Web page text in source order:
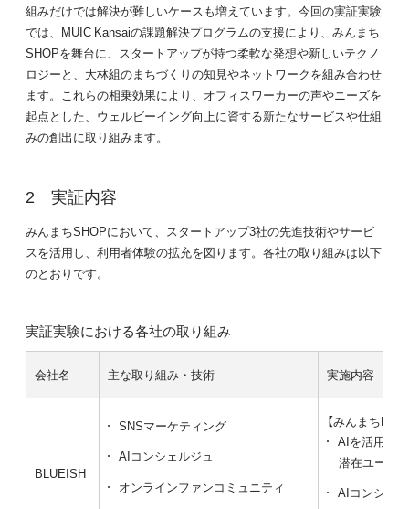
組みだけでは解決が難しいケースも増えています。今回の実証実験
では、MUIC Kansaiの課題解決プログラムの支援により、みんまち
SHOPを舞台に、スタートアップが持つ柔軟な発想や新しいテクノ
ロジーと、大林組のまちづくりの知見やネットワークを組み合わせ
ます。これらの相乗効果により、オフィスワーカーの声やニーズを
起点とした、ウェルビーイング向上に資する新たなサービスや仕組
みの創出に取り組みます。
実証内容
みんまちSHOPにおいて、スタートアップ3社の先進技術やサービ
スを活用し、利用者体験の拡充を図ります。各社の取り組みは以下
のとおりです。
実証実験における各社の取り組み
会社名 主な取り組み・技術 実施内容
BLUEISH
SNSマーケティング
AIコンシェルジュ
オンラインファンコミュニティ
【みんまち
AIを活用し
潜在ユーザ
AIコンシェ